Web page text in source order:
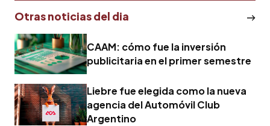
Otras noticias del dia
CAAM: cómo fue la inversión
publicitaria en el primer semestre
Liebre fue elegida como la nueva
agencia del Automóvil Club
Argentino